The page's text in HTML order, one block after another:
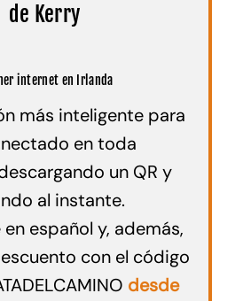
de Kerry
internet en Irlanda
más inteligente para
en toda
un QR y
al instante.
español y, además,
con el código
desde